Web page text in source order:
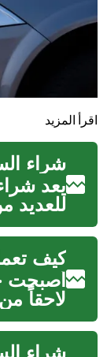
اقرأ المزيد
يعد
للعديد
يكون
لدفع
أصبحت
لاحقاً
في
توفر